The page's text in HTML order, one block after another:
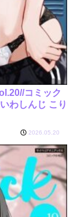
コミック
わしんじ こり
2026.05.20